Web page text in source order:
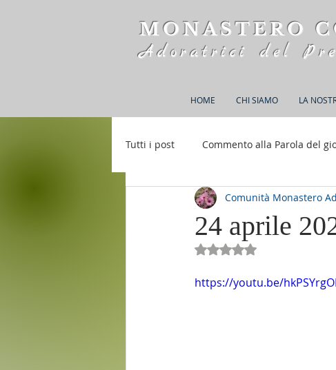
MONASTERO
Adoratrici del
HOME CHI SIAMO LA
Tutti i post Commento alla Parola del
Rifugio S. M. della Bellezza 150
24 aprile
Comunità Monastero
Valutazione NaN stelle
https://youtu.be/